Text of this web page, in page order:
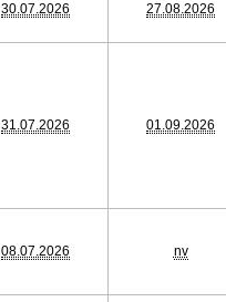
30.07.2026 27.08.2026
31.07.2026 01.09.2026
08.07.2026 nv